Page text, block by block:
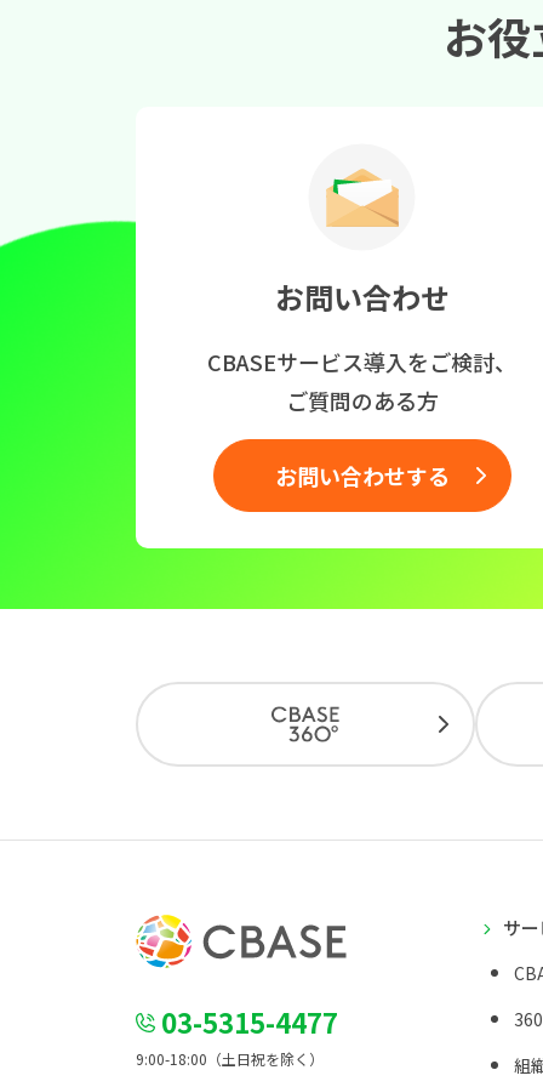
お
お問い合わせ
CBASEサービス導入をご検討、
ご質問のある方
お問い合わせする
サ
組
03-5315-4477
9:00-18:00（土日祝を除く）